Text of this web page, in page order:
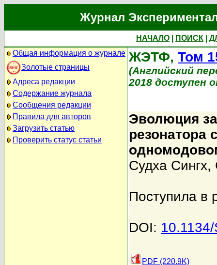
Журнал
НАЧАЛО ПОИСК
Общая информация о журнале
Золотые страницы
Адреса редакции
Содержание журнала
Сообщения редакции
Правила для авторов
Загрузить статью
Проверить статус статьи
ЖЭТФ, Том
(Английский
2018 доступен
Эволюция
резонатора
Судха Сингх,
Поступила в
DOI:
PDF (220.9K)